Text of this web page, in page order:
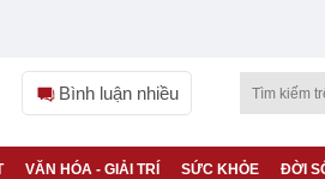
Bình luận nhiều
VĂN HÓA - GIẢI TRÍ SỨC KHỎE ĐỜI